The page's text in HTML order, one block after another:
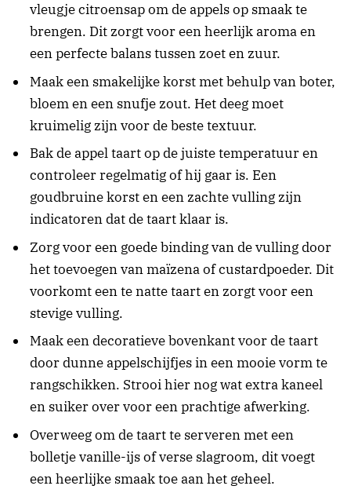
vleugje citroensap om de appels op smaak te
brengen. Dit zorgt voor een heerlijk aroma en
een perfecte balans tussen zoet en zuur.
Maak een smakelijke korst met behulp van boter,
bloem en een snufje zout. Het deeg moet
kruimelig zijn voor de beste textuur.
Bak de appel taart op de juiste temperatuur en
controleer regelmatig of hij gaar is. Een
goudbruine korst en een zachte vulling zijn
indicatoren dat de taart klaar is.
Zorg voor een goede binding van de vulling door
het toevoegen van maïzena of custardpoeder. Dit
voorkomt een te natte taart en zorgt voor een
stevige vulling.
Maak een decoratieve bovenkant voor de taart
door dunne appelschijfjes in een mooie vorm te
rangschikken. Strooi hier nog wat extra kaneel
en suiker over voor een prachtige afwerking.
Overweeg om de taart te serveren met een
bolletje vanille-ijs of verse slagroom, dit voegt
een heerlijke smaak toe aan het geheel.